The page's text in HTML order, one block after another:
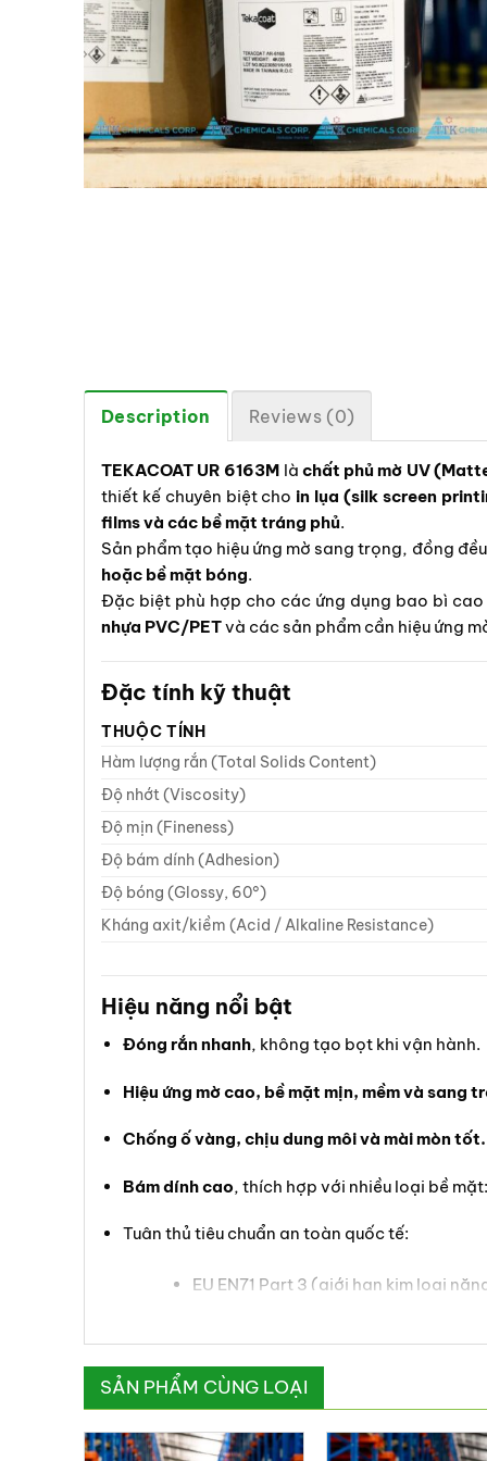
Description Reviews (0)
TEKACOAT UR 6163M là chất phủ mờ UV
thiết kế chuyên biệt cho in lụa (silk screen
films và các bề mặt tráng phủ.
Sản phẩm tạo hiệu ứng mờ sang trọng, đồng
hoặc bề mặt bóng.
Đặc biệt phù hợp cho các ứng dụng bao bì cao
nhựa PVC/PETvà các sản phẩm cần hiệu ứng
Đặc tính kỹ thuật
THUỘC TÍNH
Hàm lượng rắn (Total Solids Content)
Độ nhớt (Viscosity)
Độ mịn (Fineness)
Độ bám dính (Adhesion)
Độ bóng (Glossy, 60°)
Kháng axit/kiềm (Acid / Alkaline Resistance)
Hiệu năng nổi bật
Đóng rắn nhanh, không tạo bọt khi vận hành.
Hiệu ứng mờ cao, bề mặt mịn, mềm và sang
Chống ố vàng, chịu dung môi và mài mòn tốt.
Bám dính cao, thích hợp với nhiều loại bề
Tuân thủ tiêu chuẩn an toàn quốc tế:
EU EN71 Part 3 (giới hạn kim loại
EU REACH Regulation No.1907/2006
Hướng dẫn sử dụng
SẢN PHẨM CÙNG LOẠI